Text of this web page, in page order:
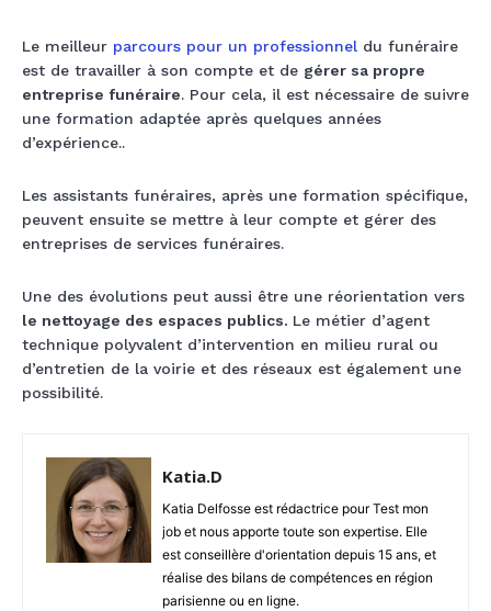
Le meilleur parcours pour un professionnel du funéraire
est de travailler à son compte et de gérer sa propre
entreprise funéraire. Pour cela, il est nécessaire de suivre
une formation adaptée après quelques années
d’expérience..
Les assistants funéraires, après une formation spécifique,
peuvent ensuite se mettre à leur compte et gérer des
entreprises de services funéraires.
Une des évolutions peut aussi être une réorientation vers
le nettoyage des espaces publics. Le métier d’agent
technique polyvalent d’intervention en milieu rural ou
d’entretien de la voirie et des réseaux est également une
possibilité.
Katia.D
Katia Delfosse est rédactrice pour Test mon
job et nous apporte toute son expertise. Elle
est conseillère d'orientation depuis 15 ans, et
réalise des bilans de compétences en région
parisienne ou en ligne.